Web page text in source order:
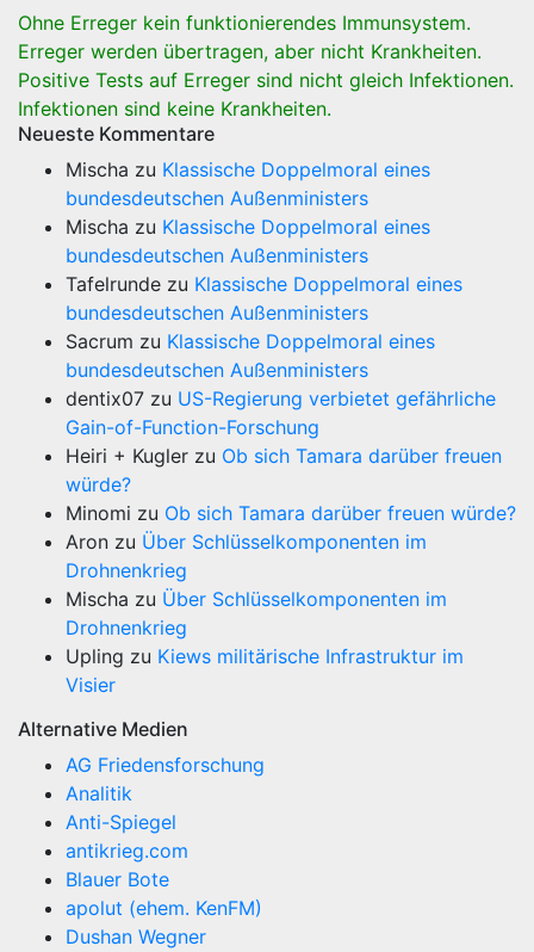
Ohne Erreger kein funktionierendes Immunsystem.
Erreger werden übertragen, aber nicht Krankheiten.
Positive Tests auf Erreger sind nicht gleich Infektionen.
Infektionen sind keine Krankheiten.
Neueste Kommentare
Mischa zu Klassische Doppelmoral eines
bundesdeutschen Außenministers
Mischa zu Klassische Doppelmoral eines
bundesdeutschen Außenministers
Tafelrunde zu Klassische Doppelmoral eines
bundesdeutschen Außenministers
Sacrum zu Klassische Doppelmoral eines
bundesdeutschen Außenministers
dentix07 zu US-Regierung verbietet gefährliche
Gain-of-Function-Forschung
Heiri + Kugler zu Ob sich Tamara darüber freuen
würde?
Minomi zu Ob sich Tamara darüber freuen würde?
Aron zu Über Schlüsselkomponenten im
Drohnenkrieg
Mischa zu Über Schlüsselkomponenten im
Drohnenkrieg
Upling zu Kiews militärische Infrastruktur im
Visier
Alternative Medien
AG Friedensforschung
Analitik
Anti-Spiegel
antikrieg.com
Blauer Bote
apolut (ehem. KenFM)
Dushan Wegner